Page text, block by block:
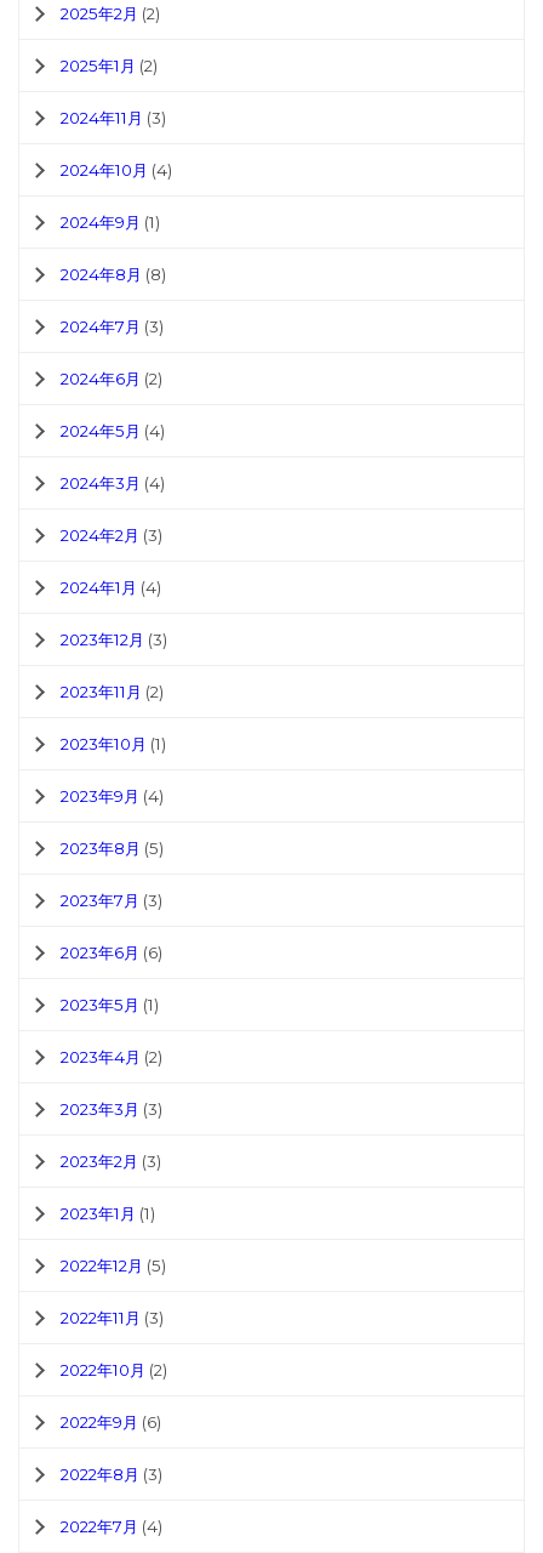
2025年2月 (2)
2025年1月 (2)
2024年11月 (3)
2024年10月 (4)
2024年9月 (1)
2024年8月 (8)
2024年7月 (3)
2024年6月 (2)
2024年5月 (4)
2024年3月 (4)
2024年2月 (3)
2024年1月 (4)
2023年12月 (3)
2023年11月 (2)
2023年10月 (1)
2023年9月 (4)
2023年8月 (5)
2023年7月 (3)
2023年6月 (6)
2023年5月 (1)
2023年4月 (2)
2023年3月 (3)
2023年2月 (3)
2023年1月 (1)
2022年12月 (5)
2022年11月 (3)
2022年10月 (2)
2022年9月 (6)
2022年8月 (3)
2022年7月 (4)